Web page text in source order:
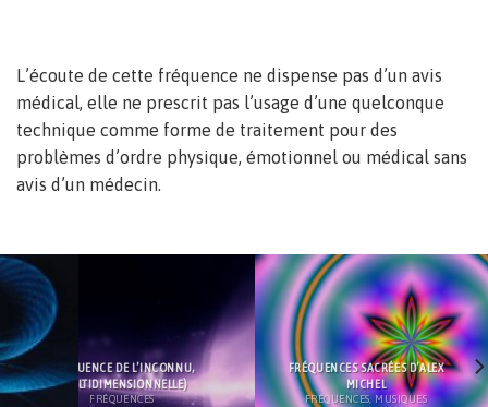
L’écoute de cette fréquence ne dispense pas d’un avis
médical, elle ne prescrit pas l’usage d’une quelconque
technique comme forme de traitement pour des
problèmes d’ordre physique, émotionnel ou médical sans
avis d’un médecin.
FRÉQUENCE DE L’INCONNU,
(MULTIDIMENSIONNELLE)
FRÉQUENCES
FRÉQUENCES SACRÉES D’ALEX
MICHEL
FRÉQUENCES, MUSIQUES